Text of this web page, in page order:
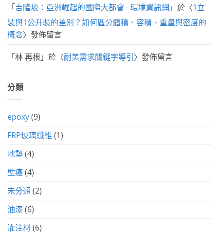
「吉隆坡：亞洲崛起的國際大都會 - 環境資訊網 」於〈1立
裝與1公升裝的差別？如何區分體積、容積、重量與密度的
概念〉發佈留言
「林 再根」於〈耐美需求關鍵字導引〉發佈留言
分類
epoxy(9)
FRP玻璃纖維 (1)
地墊(4)
壁癌(4)
未分類(2)
油漆(6)
灌注材(6)